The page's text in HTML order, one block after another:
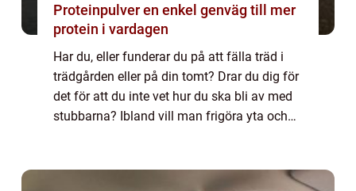
Proteinpulver en enkel genväg till mer
protein i vardagen
Har du, eller funderar du på att fälla träd i
trädgården eller på din tomt? Drar du dig för
det för att du inte vet hur du ska bli av med
stubbarna? Ibland vill man frigöra yta och